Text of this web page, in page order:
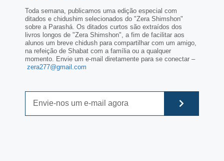
Toda semana, publicamos uma edição especial com
ditados e chidushim selecionados do "Zera Shimshon"
sobre a Parashá. Os ditados curtos são extraídos dos
livros longos de "Zera Shimshon", a fim de facilitar aos
alunos um breve chidush para compartilhar com um amigo,
na refeição de Shabat com a família ou a qualquer
momento. Envie um e-mail diretamente para se conectar –
zera277@gmail.com